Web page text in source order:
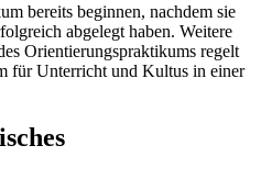
bereits beginnen, nachdem sie
abgelegt haben. Weitere
Orientierungspraktikums regelt
für Unterricht und Kultus in einer